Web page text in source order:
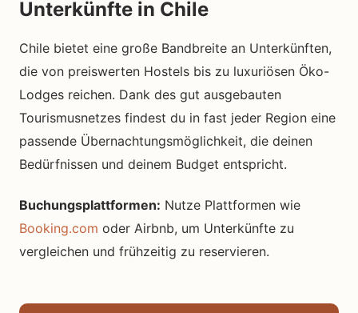
Unterkünfte in Chile
Chile bietet eine große Bandbreite an Unterkünften,
die von preiswerten Hostels bis zu luxuriösen Öko-
Lodges reichen. Dank des gut ausgebauten
Tourismusnetzes findest du in fast jeder Region eine
passende Übernachtungsmöglichkeit, die deinen
Bedürfnissen und deinem Budget entspricht.
Buchungsplattformen: Nutze Plattformen wie
Booking.com oder Airbnb, um Unterkünfte zu
vergleichen und frühzeitig zu reservieren.